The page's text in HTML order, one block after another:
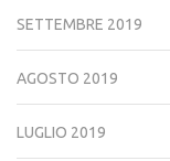
SETTEMBRE 2019
AGOSTO 2019
LUGLIO 2019